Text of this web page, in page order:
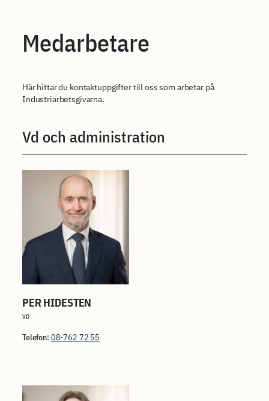
Medarbetare
Här hittar du kontaktuppgifter till oss som arbetar på
Industriarbetsgivarna.
Vd och administration
PER HIDESTEN
VD
Telefon: 08-762 72 55